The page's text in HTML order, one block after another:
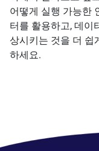
어떻게 실행 가능한
터를 활용하고, 데이
상시키는 것을 더 쉽
하세요.